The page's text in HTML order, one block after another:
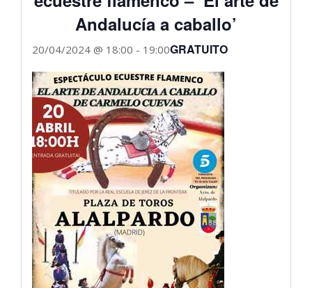
Andalucía a caballo’
20/04/2024 @ 18:00 - 19:00GRATUITO